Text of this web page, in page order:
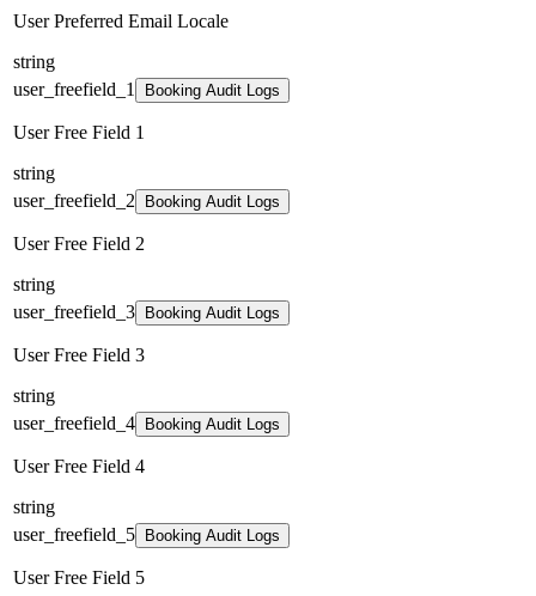
User Preferred Email Locale
string
user_freefield_1
Booking Audit Logs
User Free Field 1
string
user_freefield_2
Booking Audit Logs
User Free Field 2
string
user_freefield_3
Booking Audit Logs
User Free Field 3
string
user_freefield_4
Booking Audit Logs
User Free Field 4
string
user_freefield_5
Booking Audit Logs
User Free Field 5